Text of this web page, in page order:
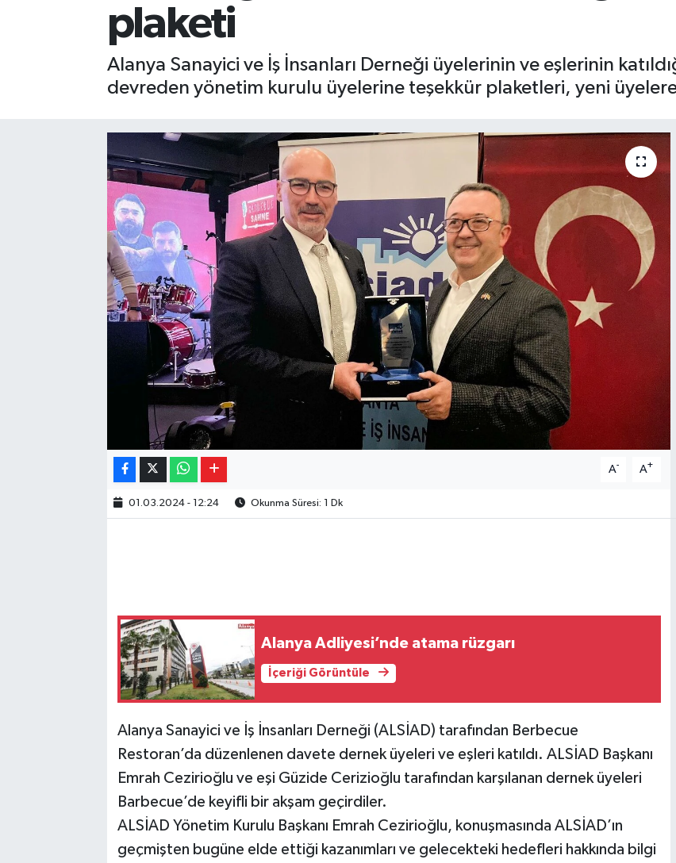
plaketi
Alanya Sanayici ve İş İnsanları Derneği üyelerinin ve eşlerinin
devreden yönetim kurulu üyelerine teşekkür plaketleri, yeni
A- A+
01.03.2024 - 12:24 Okunma Süresi: 1 Dk
Alanya Adliyesi’nde atama rüzgarı
İçeriği Görüntüle
Alanya Sanayici ve İş İnsanları Derneği (ALSİAD) tarafından Berbecue
Restoran’da düzenlenen davete dernek üyeleri ve eşleri katıldı. ALSİAD Başkanı
Emrah Cezirioğlu ve eşi Güzide Cerizioğlu tarafından karşılanan dernek üyeleri
Barbecue’de keyifli bir akşam geçirdiler.
ALSİAD Yönetim Kurulu Başkanı Emrah Cezirioğlu, konuşmasında ALSİAD’ın
geçmişten bugüne elde ettiği kazanımları ve gelecekteki hedefleri hakkında bilgi
Gizlilik İlkeleri - Privacy Policy